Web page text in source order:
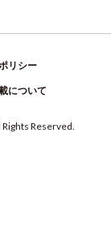
リシー
について
Rights Reserved.